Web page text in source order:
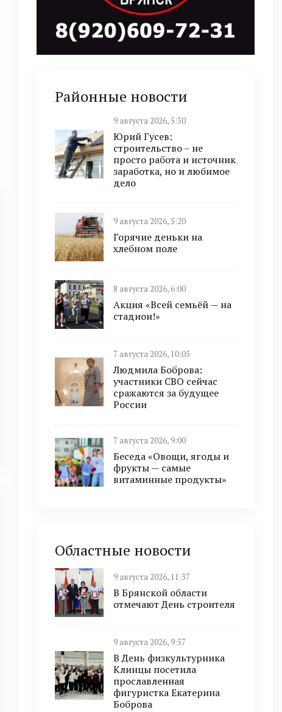
Районные новости
9 августа 2026, 5:30
Юрий Гусев:
строительство – не
просто работа и источник
заработка, но и любимое
дело
9 августа 2026, 5:20
Горячие деньки на
хлебном поле
8 августа 2026, 6:00
Акция «Всей семьёй — на
стадион!»
7 августа 2026, 10:05
Людмила Боброва:
участники СВО сейчас
сражаются за будущее
России
7 августа 2026, 9:00
Беседа «Овощи, ягоды и
фрукты — самые
витаминные продукты»
Областные новости
9 августа 2026, 11:37
В Брянской области
отмечают День строителя
9 августа 2026, 9:57
В День физкультурника
Клинцы посетила
прославленная
фигуристка Екатерина
Боброва